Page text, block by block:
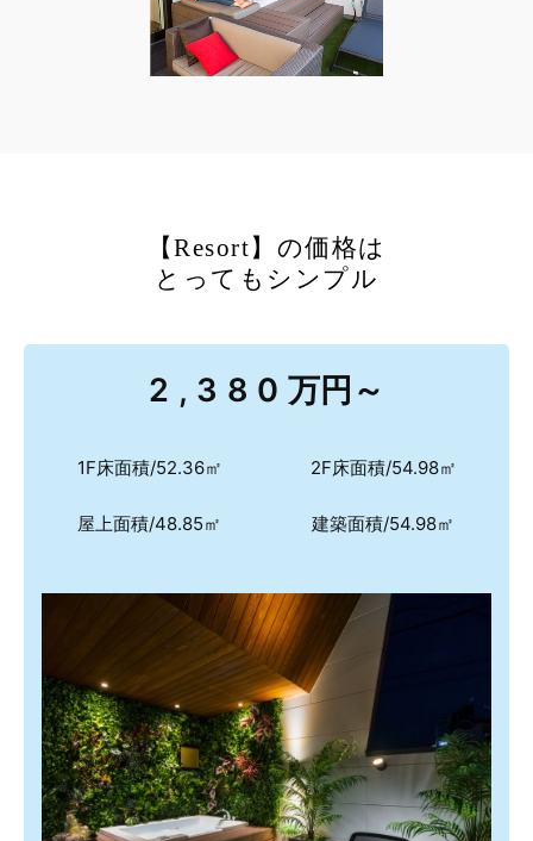
【Resort】の価格は
とってもシンプル
2,380 万円～
1F床面積/52.36㎡ 2F床面積/54.98㎡
屋上面積/48.85㎡ 建築面積/54.98㎡